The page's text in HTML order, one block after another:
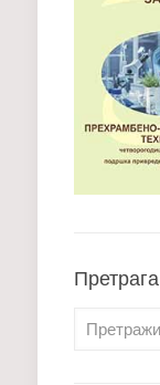
Претрага